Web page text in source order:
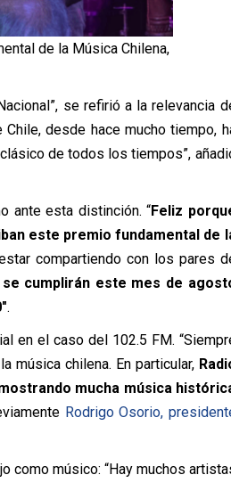
de la Música Chilena,
se refirió a la relevancia
desde hace mucho tiempo,
de todos los tiempos”,
ante esta distinción. “Feliz
este premio fundamental de
compartiendo con los pares
cumplirán este mes de
.
en el caso del 102.5 FM.
música chilena. En particular,
mucha música
Rodrigo Osorio,
como músico: “Hay muchos